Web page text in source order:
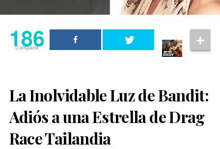
186
Compartir
La Inolvidable Luz de Bandit:
Adiós a una Estrella de Drag
Race Tailandia